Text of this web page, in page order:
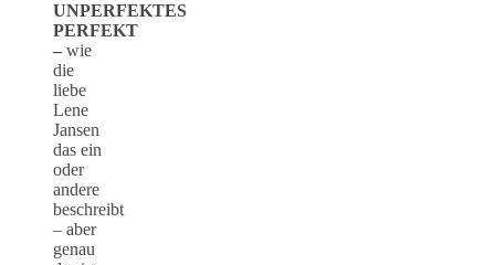
UNPERFEKTES
PERFEKT
– wie
die
liebe
Lene
Jansen
das ein
oder
andere
beschreibt
– aber
genau